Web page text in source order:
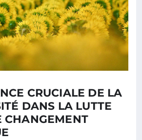
CRUCIALE DE LA
DANS LA LUTTE
CHANGEMENT